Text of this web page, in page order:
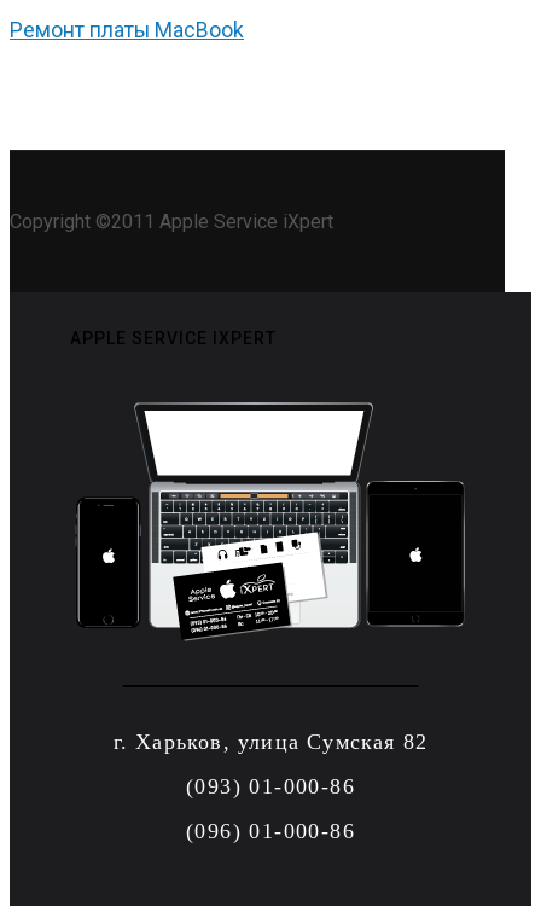
Ремонт платы MacBook
Copyright ©2011 Apple Service iXpert
APPLE SERVICE IXPERT
г. Харьков, улица Сумская 82
(093) 01-000-86
(096) 01-000-86